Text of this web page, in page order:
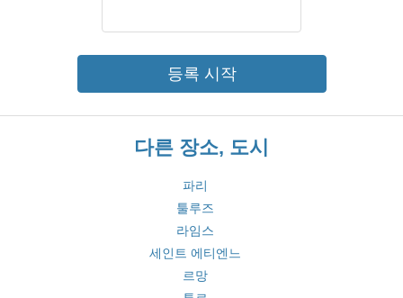
등록 시작
다른 장소, 도시
파리
툴루즈
라임스
세인트 에티엔느
르망